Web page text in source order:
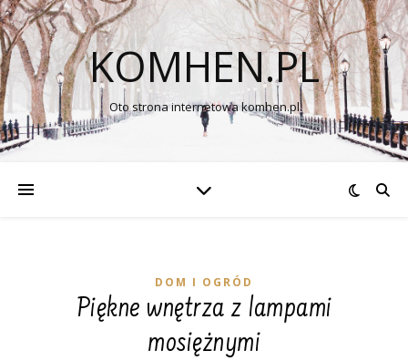
KOMHEN.PL
Oto strona internetowa komhen.pl
DOM I OGRÓD
Piękne wnętrza z lampami
mosiężnymi